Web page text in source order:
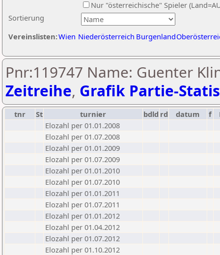
Sortierung
Nur "österreichische" Spieler
Vereinslisten:Wien Niederösterreich Burgenland
Pnr:119747 Name: Guenter
Zeitreihe, Grafik Partie-
tnr St turnier bdld rd datum f
Elozahl per 01.01.2008
Elozahl per 01.07.2008
Elozahl per 01.01.2009
Elozahl per 01.07.2009
Elozahl per 01.01.2010
Elozahl per 01.07.2010
Elozahl per 01.01.2011
Elozahl per 01.07.2011
Elozahl per 01.01.2012
Elozahl per 01.04.2012
Elozahl per 01.07.2012
Elozahl per 01.10.2012